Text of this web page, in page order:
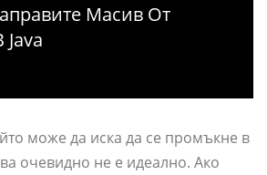
Масив От
може да иска да се промъкне в
очевидно не е идеално. Ако